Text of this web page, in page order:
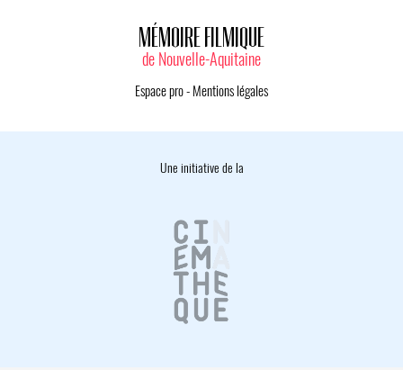
MÉMOIRE FILMIQUE
de Nouvelle-Aquitaine
Espace pro- Mentions légales
Une initiative de la